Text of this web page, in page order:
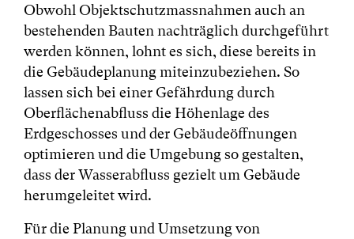
Obwohl Objektschutzmassnahmen auch an
bestehenden Bauten nachträglich durchgeführt
werden können, lohnt es sich, diese bereits in
die Gebäudeplanung miteinzubeziehen. So
lassen sich bei einer Gefährdung durch
Oberflächenabfluss die Höhenlage des
Erdgeschosses und der Gebäudeöffnungen
optimieren und die Umgebung so gestalten,
dass der Wasserabfluss gezielt um Gebäude
herumgeleitet wird.
Für die Planung und Umsetzung von